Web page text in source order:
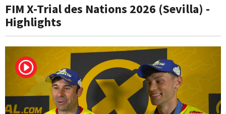
FIM X-Trial des Nations 2026 (Sevilla) -
Highlights